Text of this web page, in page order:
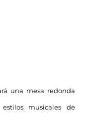
una mesa redonda
musicales de